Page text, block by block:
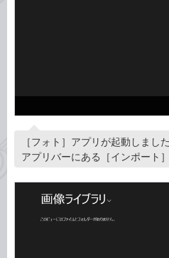
［フォト］アプリが起動しまし
アプリバーにある［インポート